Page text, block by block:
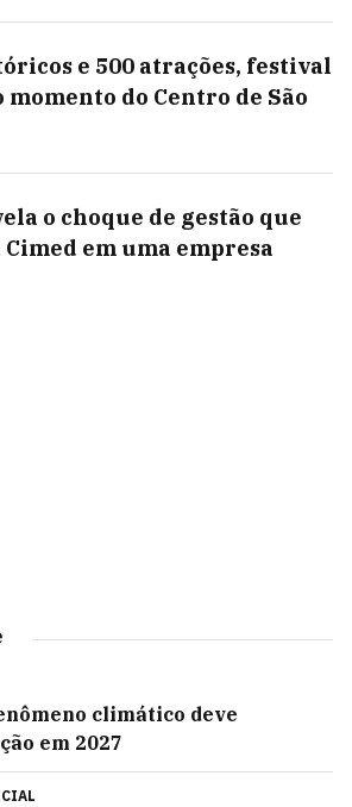
e 500 atrações, festival
momento do Centro de São
o choque de gestão que
em uma empresa
climático deve
em 2027